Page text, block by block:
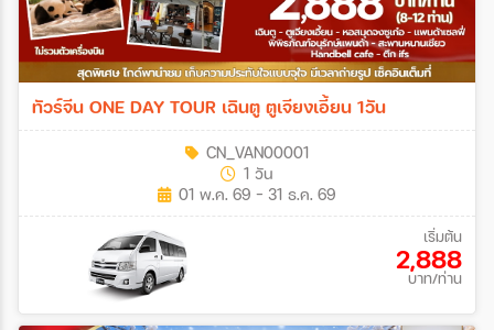
ทัวร์จีน ONE DAY TOUR เฉินตู ตูเจียงเอี้ยน 1วัน
CN_VAN00001
1 วัน
01 พ.ค. 69 - 31 ธ.ค. 69
เริ่มต้น
2,888
บาท/ท่าน